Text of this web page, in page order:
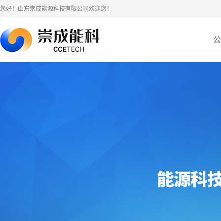
您好！山东崇成能源科技有限公司欢迎您！